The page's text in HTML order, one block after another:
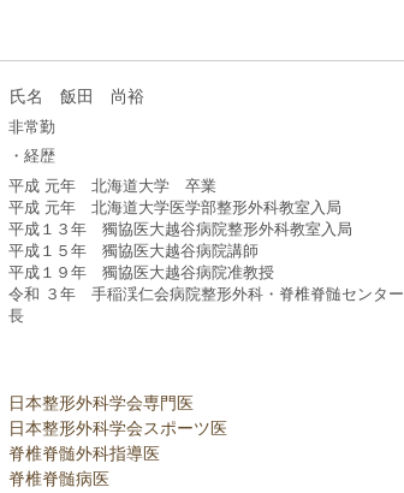
氏名 飯田 尚裕
非常勤
・経歴
平成 元年 北海道大学 卒業
平成 元年 北海道大学医学部整形外科教室入局
平成１３年 獨協医大越谷病院整形外科教室入局
平成１５年 獨協医大越谷病院講師
平成１９年 獨協医大越谷病院准教授
令和 ３年 手稲渓仁会病院整形外科・脊椎脊髄センター
長
日本整形外科学会専門医
日本整形外科学会スポーツ医
脊椎脊髄外科指導医
脊椎脊髄病医